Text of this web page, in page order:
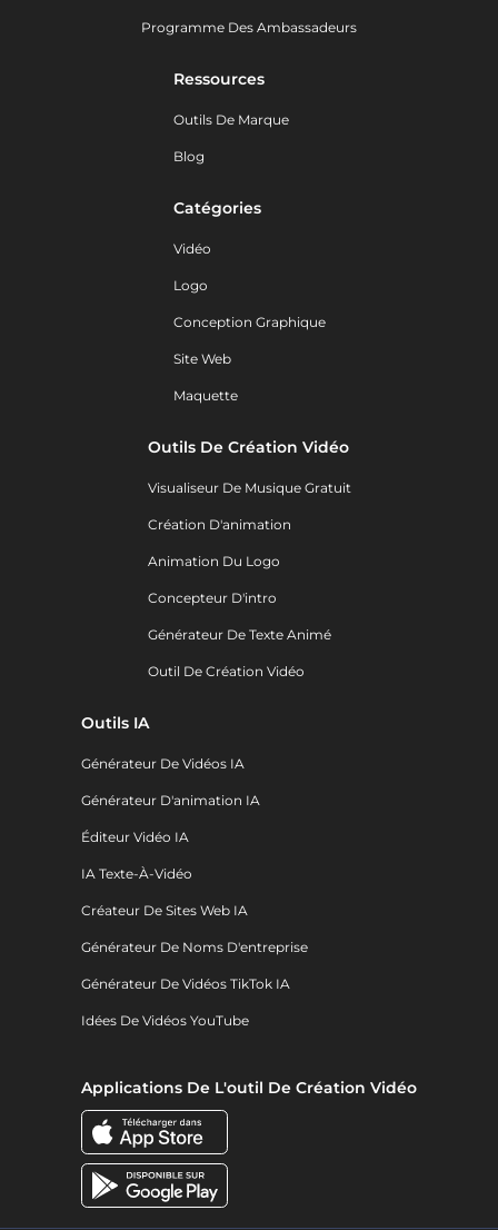
Programme Des Ambassadeurs
Ressources
Outils De Marque
Blog
Catégories
Vidéo
Logo
Conception Graphique
Site Web
Maquette
Outils De Création Vidéo
Visualiseur De Musique Gratuit
Création D'animation
Animation Du Logo
Concepteur D'intro
Générateur De Texte Animé
Outil De Création Vidéo
Outils IA
Générateur De Vidéos IA
Générateur D'animation IA
Éditeur Vidéo IA
IA Texte-À-Vidéo
Créateur De Sites Web IA
Générateur De Noms D'entreprise
Générateur De Vidéos TikTok IA
Idées De Vidéos YouTube
Applications De L'outil De Création Vidéo